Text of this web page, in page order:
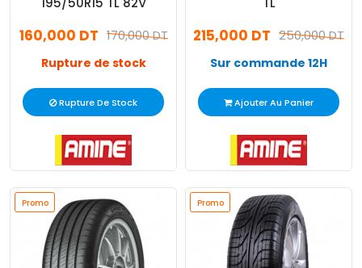
170,000 DT
160,000 DT
Rupture de stock
Rupture De Stock
250,000 DT
215,000 DT
Sur commande 12H
Ajouter Au Panier
Promo Promo